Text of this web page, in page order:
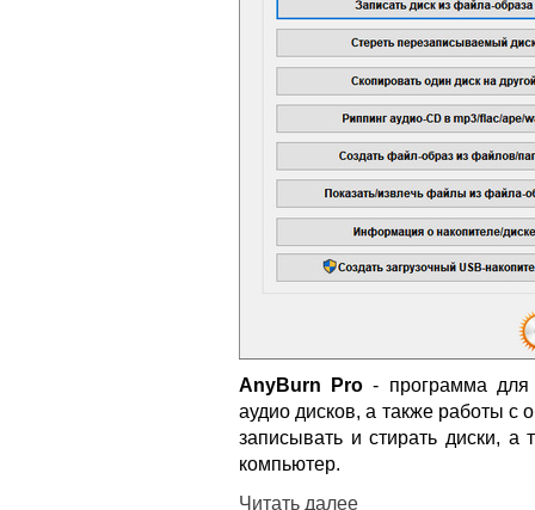
AnyBurn Pro - программа для
аудио дисков, а также работы
записывать и стирать диски,
компьютер.
Читать далее